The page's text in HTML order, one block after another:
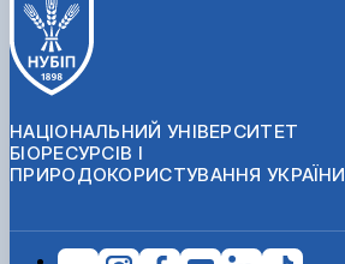
НАЦІОНАЛЬНИЙ УНІВЕРСИТЕТ
БІОРЕСУРСІВ І
ПРИРОДОКОРИСТУВАННЯ УКРАЇНИ